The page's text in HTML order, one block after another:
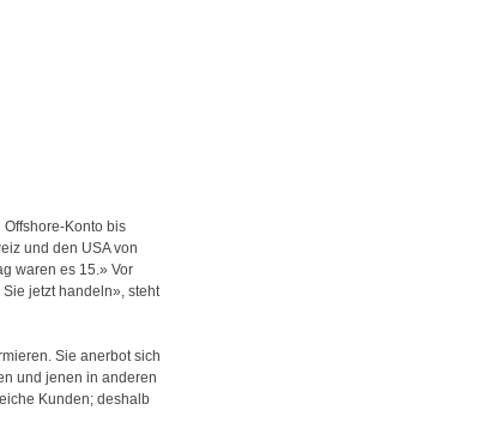
Konto bis
und den USA von
waren es 15.» Vor
jetzt handeln», steht
Sie anerbot sich
und jenen in anderen
Kunden; deshalb